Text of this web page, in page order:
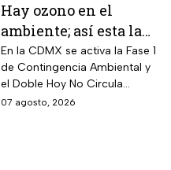
Hay ozono en el
ambiente; así esta la
calidad del aire en
CDMX hoy
En la CDMX se activa la Fase 1
de Contingencia Ambiental y
el Doble Hoy No Circula
cuando hay altos índices de
07 agosto, 2026